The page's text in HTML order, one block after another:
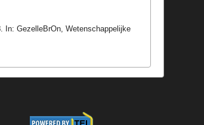
In: GezelleBrOn, Wetenschappelijke